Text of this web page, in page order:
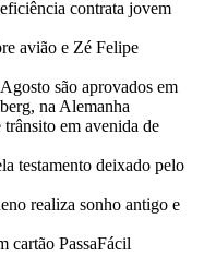
contrata jovem
avião e Zé Felipe
são aprovados em
na Alemanha
em avenida de
testamento deixado pelo
realiza sonho antigo e
cartão PassaFácil